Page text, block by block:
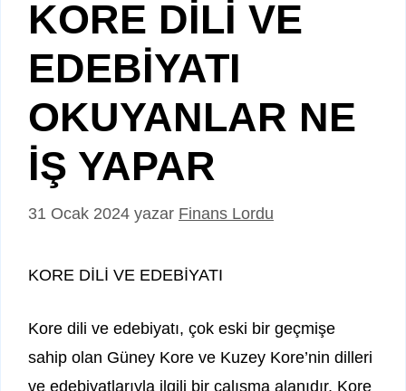
KORE DİLİ VE
EDEBİYATI
OKUYANLAR NE
İŞ YAPAR
31 Ocak 2024 yazar Finans Lordu
KORE DİLİ VE EDEBİYATI
Kore dili ve edebiyatı, çok eski bir geçmişe
sahip olan Güney Kore ve Kuzey Kore’nin dilleri
ve edebiyatlarıyla ilgili bir çalışma alanıdır. Kore